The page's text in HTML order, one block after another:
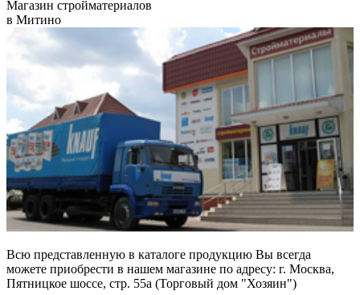
Магазин стройматериалов
в Митино
Всю представленную в каталоге продукцию Вы всегда
можете приобрести в нашем магазине по адресу: г. Москва,
Пятницкое шоссе, стр. 55а (Торговый дом "Хозяин")